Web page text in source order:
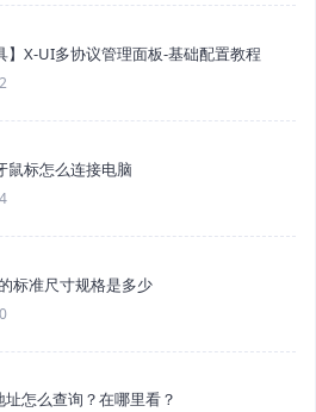
】X-UI多协议管理面板-基础配置教程
鼠标怎么连接电脑
标准尺寸规格是多少
址怎么查询？在哪里看？